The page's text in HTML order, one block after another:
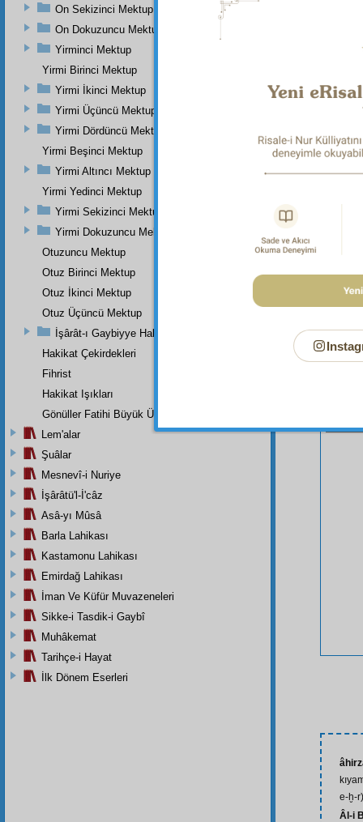
Dipnot-2
Süfyan
3:368.
e-ḫ-r)
Âl-i
On Sekizinci Mektup
On Dokuzuncu Mektup
Yirminci Mektup
Yirmi Birinci Mektup
Yirmi İkinci Mektup
Yirmi Üçüncü Mektup
Yirmi Dördüncü Mektup
Yirmi Beşinci Mektup
Yirmi Altıncı Mektup
Yirmi Yedinci Mektup
Yirmi Sekizinci Mektup
Yirmi Dokuzuncu Mektup
Otuzuncu Mektup
Otuz Birinci Mektup
Otuz İkinci Mektup
Otuz Üçüncü Mektup
İşârât-ı Gaybiyye Hakkında Bir Takriz
Hakikat Çekirdekleri
Fihrist
Hakikat Işıkları
Gönüller Fatihi Büyük Üstada
Lem'alar
Şuâlar
Mesnevî-i Nuriye
İşârâtü'l-İ'câz
Asâ-yı Mûsâ
Barla Lahikası
Kastamonu Lahikası
Emirdağ Lahikası
İman Ve Küfür Muvazeneleri
Sikke-i Tasdik-i Gaybî
Muhâkemat
Tarihçe-i Hayat
İlk Dönem Eserleri